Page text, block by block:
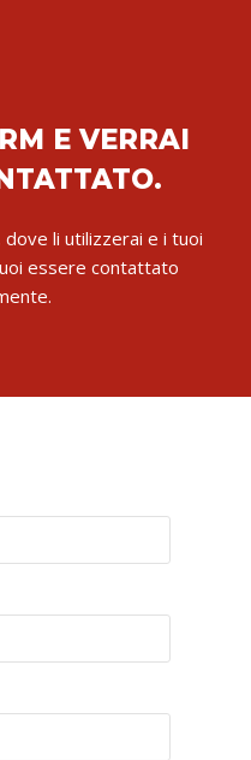
E VERRAI
li utilizzerai e i tuoi
essere contattato